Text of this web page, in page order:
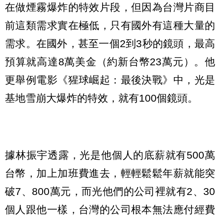
在做煙霧爆炸的特效片段，但因為台灣片商目
前這類需求實在極低，只有國外有這種大量的
需求。在國外，甚至一個2到3秒的鏡頭，最高
預算就高達8萬美金（約新台幣23萬元）。他
更舉例電影《猩球崛起：最後決戰》中，光是
基地雪崩大爆炸的特效，就有100個鏡頭。
據林振宇透露，光是他個人的底薪就有500萬
台幣，加上加班費進去，輕輕鬆鬆年薪就能突
破7、800萬元，而光他們的公司裡就有2、30
個人跟他一樣，台灣的公司根本無法應付經費